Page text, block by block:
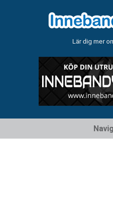
Lär dig mer